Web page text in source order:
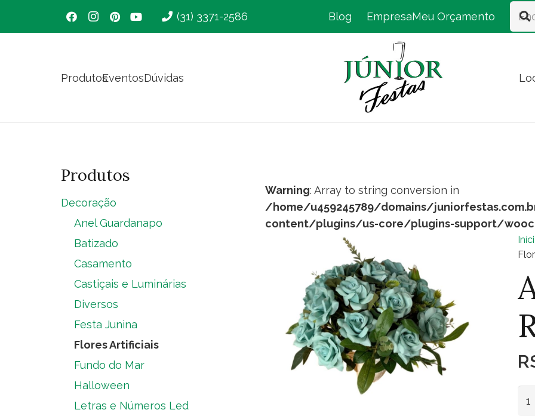
(31) 3371-2586 Blog EmpresaMeu Orçamento
ProdutosEventosDúvidas
Warning: Array to string conversion in
/home/u459245789/domains/
content/plugins/us-core/plugins-support/
Produtos
Decoração
Anel Guardanapo
Batizado
Casamento
Castiçais e Luminárias
Diversos
Festa Junina
Flores Artificiais
Fundo do Mar
Halloween
Letras e Números Led